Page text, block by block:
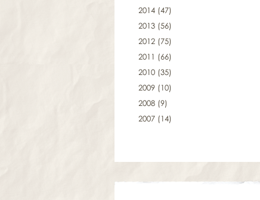
2014 (47)
2013 (56)
2012 (75)
2011 (66)
2010 (35)
2009 (10)
2008 (9)
2007 (14)